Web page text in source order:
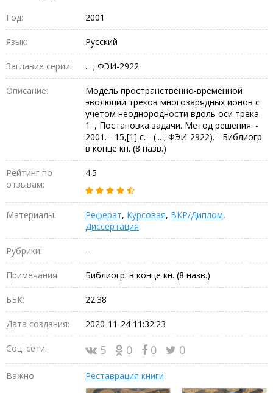
Год: 2001
Язык: Русский
Заглавие серии: ... ; ФЭИ-2922
Описание:
Модель пространственно-временной
эволюции треков многозарядных ионов с
учетом неоднородности вдоль оси трека.
1: , Постановка задачи. Метод решения. -
2001. - 15,[1] с. - (... ; ФЭИ-2922). - Библиогр.
в конце кн. (8 назв.)
Рейтинг по
отзывам:
4.5
Материалы: Реферат, Курсовая, ВКР/Диплом,
Диссертация
Рубрики: –
Примечания: Библиогр. в конце кн. (8 назв.)
ББК: 22.38
Дата создания: 2020-11-24 11:32:23
Соц. сети: 5 0 0 0
Важно Реставрация книги